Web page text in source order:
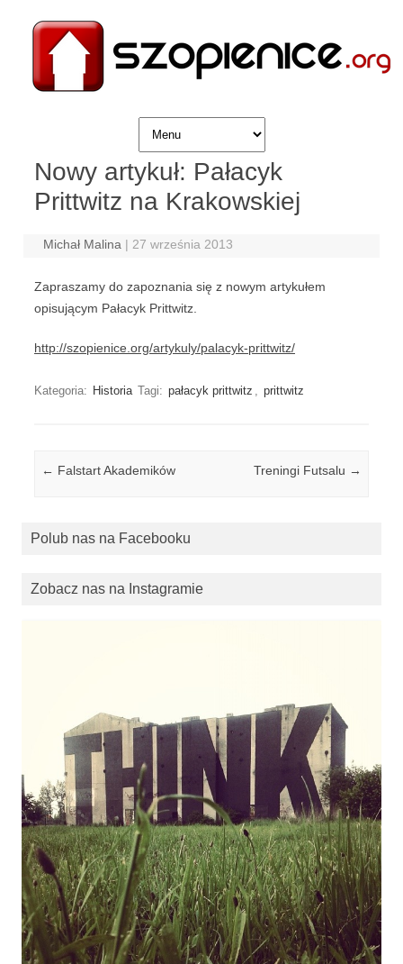
Skip to content
Nowy artykuł: Pałacyk
Prittwitz na Krakowskiej
Michał Malina | 27 września 2013
Zapraszamy do zapoznania się z nowym artykułem
opisującym Pałacyk Prittwitz.
http://szopienice.org/artykuly/palacyk-prittwitz/
Kategoria: Historia Tagi: pałacyk prittwitz , prittwitz
Post navigation
← Falstart Akademików Treningi Futsalu →
Polub nas na Facebooku
Zobacz nas na Instagramie